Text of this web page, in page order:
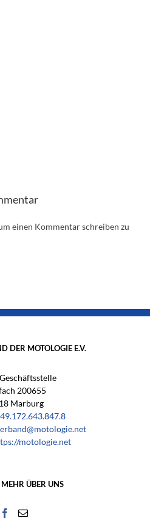
einen Kommentar schreiben zu
DER MOTOLOGIE E.V.
200655
Marburg
motologie.net
MEHR ÜBER UNS